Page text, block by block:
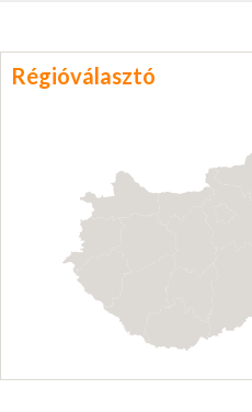
Régióválasztó